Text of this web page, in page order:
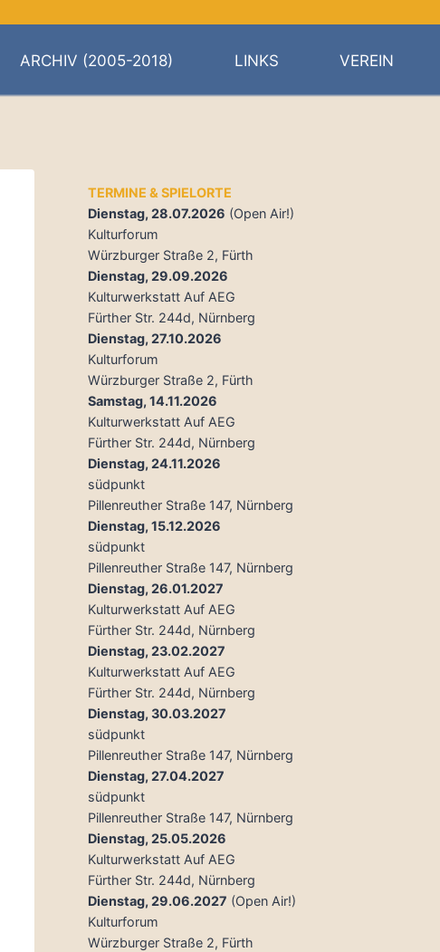
ARCHIV (2005-2018) LINKS VEREIN
TERMINE & SPIELORTE
Dienstag, 28.07.2026 (Open Air!)
Kulturforum
Würzburger Straße 2, Fürth
Dienstag, 29.09.2026
Kulturwerkstatt Auf AEG
Fürther Str. 244d, Nürnberg
Dienstag, 27.10.2026
Kulturforum
Würzburger Straße 2, Fürth
Samstag, 14.11.2026
Kulturwerkstatt Auf AEG
Fürther Str. 244d, Nürnberg
Dienstag, 24.11.2026
südpunkt
Pillenreuther Straße 147, Nürnberg
Dienstag, 15.12.2026
südpunkt
Pillenreuther Straße 147, Nürnberg
Dienstag, 26.01.2027
Kulturwerkstatt Auf AEG
Fürther Str. 244d, Nürnberg
Dienstag, 23.02.2027
Kulturwerkstatt Auf AEG
Fürther Str. 244d, Nürnberg
Dienstag, 30.03.2027
südpunkt
Pillenreuther Straße 147, Nürnberg
Dienstag, 27.04.2027
südpunkt
Pillenreuther Straße 147, Nürnberg
Dienstag, 25.05.2026
Kulturwerkstatt Auf AEG
Fürther Str. 244d, Nürnberg
Dienstag, 29.06.2027 (Open Air!)
Kulturforum
Würzburger Straße 2, Fürth